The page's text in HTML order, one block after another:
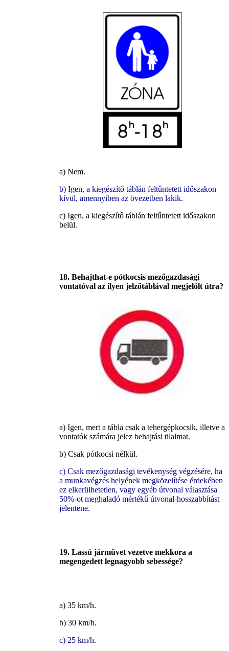
a) Nem.
b) Igen, a kiegészítő táblán feltűntetett időszakon
kívül, amennyiben az övezetben lakik.
c) Igen, a kiegészítő táblán feltűntetett időszakon
belül.
18. Behajthat-e pótkocsis mezőgazdasági
vontatóval az ilyen jelzőtáblával megjelölt útra?
a) Igen, mert a tábla csak a tehergépkocsik, illetve a
vontatók számára jelez behajtási tilalmat.
b) Csak pótkocsi nélkül.
c) Csak mezőgazdasági tevékenység végzésére, ha
a munkavégzés helyének megközelítése érdekében
ez elkerülhetetlen, vagy egyéb útvonal választása
50%-ot meghaladó mértékű útvonal-hosszabbítást
jelentene.
19. Lassú járművet vezetve mekkora a
megengedett legnagyobb sebessége?
a) 35 km/h.
b) 30 km/h.
c) 25 km/h.